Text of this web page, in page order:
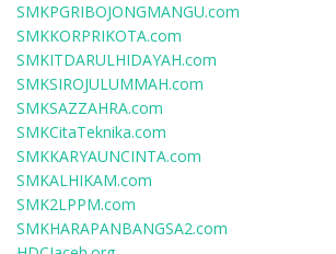
SMKPGRIBOJONGMANGU.com
SMKKORPRIKOTA.com
SMKITDARULHIDAYAH.com
SMKSIROJULUMMAH.com
SMKSAZZAHRA.com
SMKCitaTeknika.com
SMKKARYAUNCINTA.com
SMKALHIKAM.com
SMK2LPPM.com
SMKHARAPANBANGSA2.com